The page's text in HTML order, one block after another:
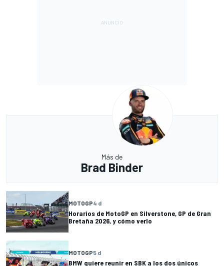
Más de
Brad Binder
MOTOGP4 d
Horarios de MotoGP en Silverstone, GP de Gran
Bretaña 2026, y cómo verlo
MOTOGP5 d
BMW quiere reunir en SBK a los dos únicos